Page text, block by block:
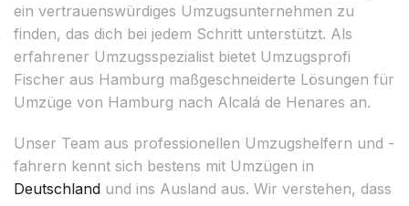
ein vertrauenswürdiges Umzugsunternehmen zu
finden, das dich bei jedem Schritt unterstützt. Als
erfahrener Umzugsspezialist bietet Umzugsprofi
Fischer aus Hamburg maßgeschneiderte Lösungen für
Umzüge von Hamburg nach Alcalá de Henares an.
Unser Team aus professionellen Umzugshelfern und -
fahrern kennt sich bestens mit Umzügen in
Deutschland und ins Ausland aus. Wir verstehen, dass